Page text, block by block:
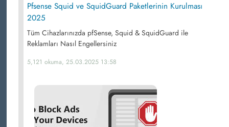
Pfsense Squid ve SquidGuard Paketlerinin Kurulması
2025
Tüm Cihazlarınızda pfSense, Squid & SquidGuard ile
Reklamları Nasıl Engellersiniz
5,121 okuma, 25.03.2025 13:58